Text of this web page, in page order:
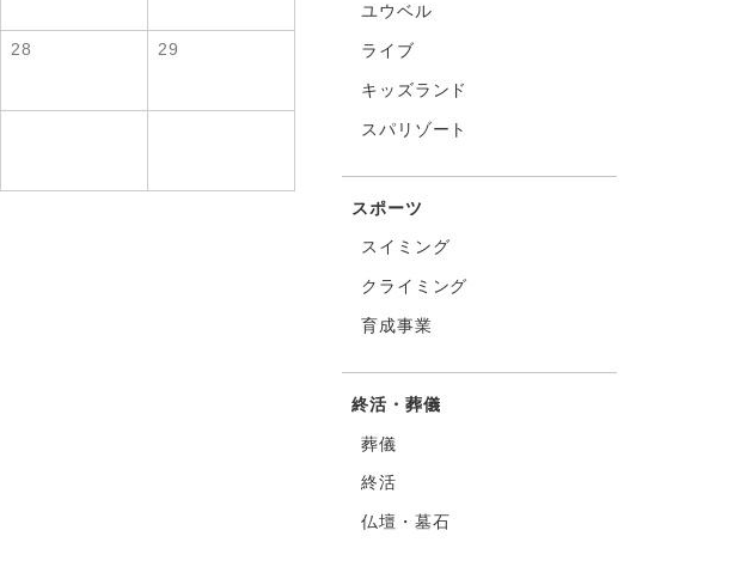
28 29
ユウベル
ライブ
キッズランド
スパリゾート
スポーツ
スイミング
クライミング
育成事業
終活・葬儀
葬儀
終活
仏壇・墓石